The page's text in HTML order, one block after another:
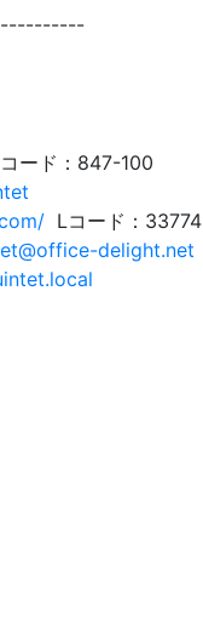
ード：847-100
Lコード：33774
delight.net